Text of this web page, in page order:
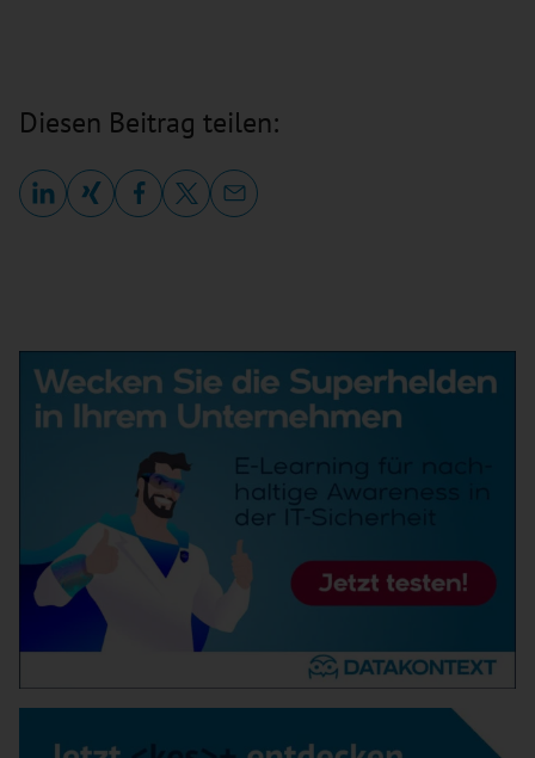
Diesen Beitrag teilen: